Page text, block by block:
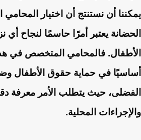
يمكننا أن نستنتج أن اختيار
الحضانة يعتبر أمرًا حاسمًا لنجاح أي
الأطفال. فالمحامي المتخصص في
أساسيًا في حماية حقوق الأطفال
الفضلى، حيث يتطلب الأمر معرفة
والإجراءات المحلية.